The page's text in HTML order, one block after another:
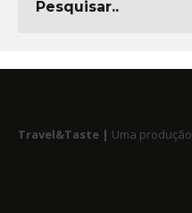
Travel&Taste | Uma produção